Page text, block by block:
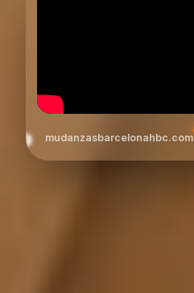
mudanzasbarcelonahbc.com